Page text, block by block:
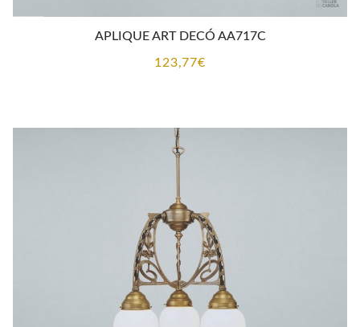
APLIQUE ART DECÓ AA717C
123,77€